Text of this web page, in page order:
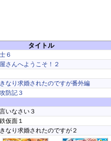
タイトル
６
さんへようこそ！２
なり求婚されたのですが番外編
防記３
いなさい３
仮面１
なり求婚されたのですが２